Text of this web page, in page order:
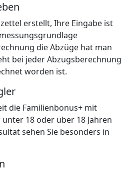
erstellt, Ihre Eingabe ist
die Abzüge hat man
bei jeder Abzugsberechnung
worden ist.
die Familienbonus+ mit
18 oder über 18 Jahren
sehen Sie besonders in